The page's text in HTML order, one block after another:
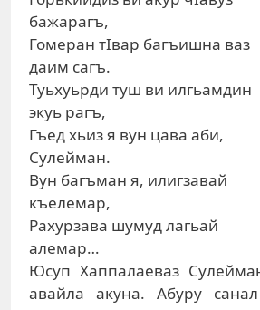
бажарагъ,
Гомеран тIвар багъишна ваз
даим сагъ.
Туьхуьрди туш ви илгьамдин
экуь рагъ,
Гъед хьиз я вун цава аби,
Сулейман.
Вун багъман я, илигзавай
къелемар,
Рахурзава шумуд лагьай
алемар…
Юсуп Хаппалаеваз
авайла акуна. Абуру